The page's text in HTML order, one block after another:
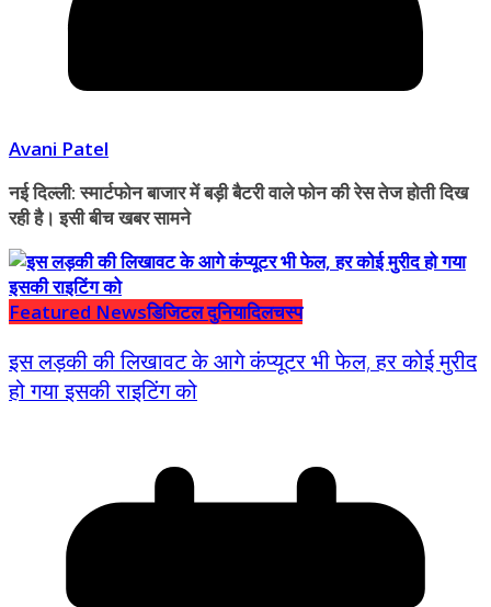
Avani Patel
नई दिल्ली: स्मार्टफोन बाजार में बड़ी बैटरी वाले फोन की रेस तेज होती दिख
रही है। इसी बीच खबर सामने
Featured Newsडिजिटल दुनियादिलचस्प
इस लड़की की लिखावट के आगे कंप्यूटर भी फेल, हर कोई मुरीद
हो गया इसकी राइटिंग को